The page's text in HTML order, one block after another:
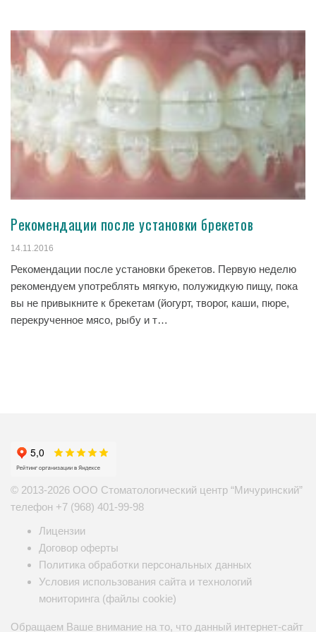
Рекомендации после установки брекетов
14.11.2016
Рекомендации после установки брекетов. Первую неделю
рекомендуем употреблять мягкую, полужидкую пищу, пока
вы не привыкните к брекетам (йогурт, творог, каши, пюре,
перекрученное мясо, рыбу и т…
© 2013-2026 ООО Стоматологический центр “Мичуринский”
телефон +7 (968) 401-99-98
Лицензии
Договор оферты
Политика обработки персональных данных
Условия использования сайта и технологий
мониторинга (файлы cookie)
Обращаем Ваше внимание на то, что данный интернет-сайт